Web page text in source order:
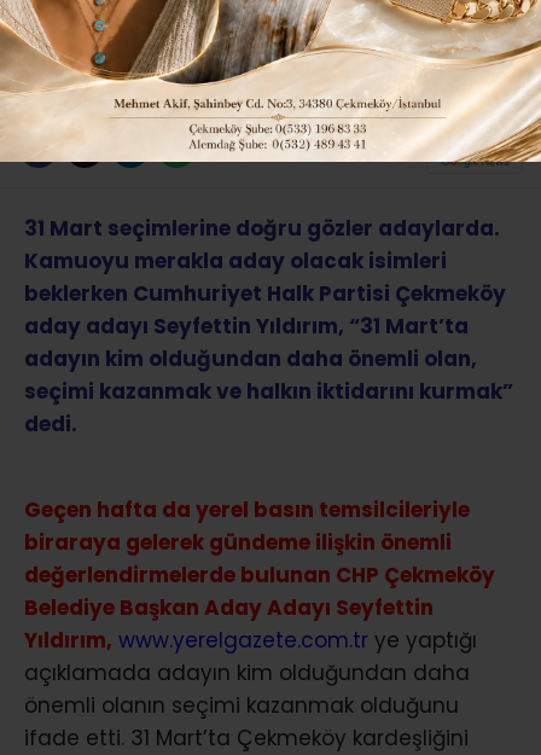
Giriş: 16-01-2024 23:00
Güncelleme: 16-01-2024 23:21
257 Siyaset Tüm Manşetler
ABONE OL
31 Mart seçimlerine doğru gözler adaylarda.
Kamuoyu merakla aday olacak isimleri
beklerken Cumhuriyet Halk Partisi Çekmeköy
aday adayı Seyfettin Yıldırım, “31 Mart’ta
adayın kim olduğundan daha önemli olan,
seçimi kazanmak ve halkın iktidarını kurmak”
dedi.
Geçen hafta da yerel basın temsilcileriyle
biraraya gelerek gündeme ilişkin önemli
değerlendirmelerde bulunan CHP Çekmeköy
Belediye Başkan Aday Adayı Seyfettin
Yıldırım, www.yerelgazete.com.tr ye yaptığı
açıklamada adayın kim olduğundan daha
önemli olanın seçimi kazanmak olduğunu
ifade etti. 31 Mart’ta Çekmeköy kardeşliğini